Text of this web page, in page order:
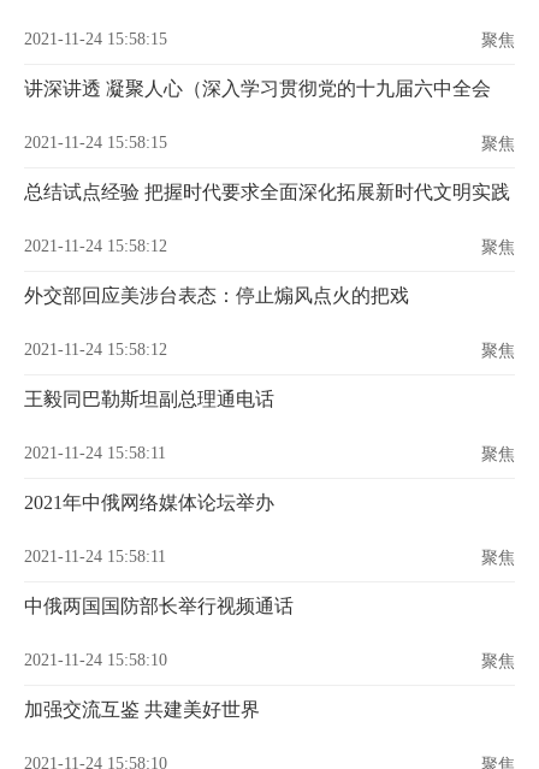
2021-11-24 15:58:15 聚焦
讲深讲透 凝聚人心（深入学习贯彻党的十九届六中全会
2021-11-24 15:58:15 聚焦
总结试点经验 把握时代要求全面深化拓展新时代文明实践
2021-11-24 15:58:12 聚焦
外交部回应美涉台表态：停止煽风点火的把戏
2021-11-24 15:58:12 聚焦
王毅同巴勒斯坦副总理通电话
2021-11-24 15:58:11 聚焦
2021年中俄网络媒体论坛举办
2021-11-24 15:58:11 聚焦
中俄两国国防部长举行视频通话
2021-11-24 15:58:10 聚焦
加强交流互鉴 共建美好世界
2021-11-24 15:58:10 聚焦